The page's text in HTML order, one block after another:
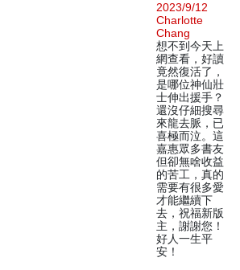
2023/9/12
Charlotte
Chang
想不到今天上
網查看，好讀
竟然復活了，
是哪位神仙壯
士伸出援手？
還沒仔細搜尋
來龍去脈，已
喜極而泣。這
嘉惠眾多書友
但卻無啥收益
的苦工，真的
需要有很多愛
才能繼續下
去，祝福新版
主，謝謝您！
好人一生平
安！